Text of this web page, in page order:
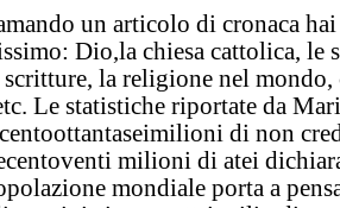
un articolo di cronaca hai
Dio,la chiesa cattolica, le
la religione nel mondo,
Le statistiche riportate da
di non
milioni di atei
mondiale porta a